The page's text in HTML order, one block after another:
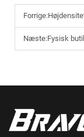
Forrige:
Næste:Fysisk